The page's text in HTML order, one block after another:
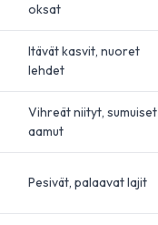
oksat
Itävät kasvit, nuoret
lehdet
Vihreät niityt, sumuiset
aamut
Pesivät, palaavat lajit